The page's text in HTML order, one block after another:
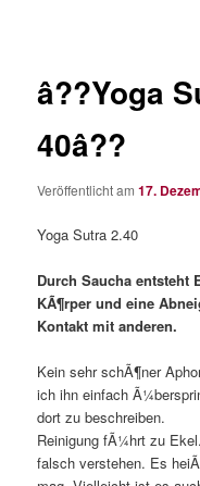
â??Yoga
40â??
Veröffentlicht am17.
Yoga Sutra 2.40
Durch Saucha entsteht
KÃ¶rper und eine
Kontakt mit anderen.
Kein sehr schÃ¶ner
ich ihn einfach
dort zu beschreiben.
Reinigung fÃ¼hrt zu
falsch verstehen. Es